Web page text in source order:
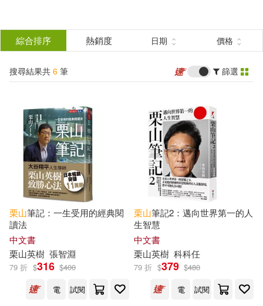
結
分類 (單選)
所有商品(6) 圖書(2)
雜誌(2) 電子書(2)
作者 (可複選)
出版社 (可複選)
綜合排序 熱銷度 日期 價格
搜尋結果共 6 筆 篩選
栗山筆記：一生受用的經典閱
讀法
中文書
栗山英樹 張智淵
79 折 $316 $400
電
試閱
栗山筆記2：邁向世界第一的人
生智慧
中文書
栗山英樹 科科任
79 折 $379 $480
電
試閱